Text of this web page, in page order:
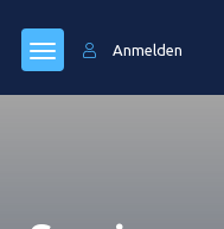
Anmelden